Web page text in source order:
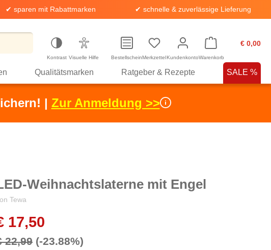
✔ sparen mit Rabattmarken ✔ schnelle & zuverlässige Lieferung
Kontrast Visuelle Hilfe BestellscheinMerkzettelKundenkonto
€ 0,00
Warenkorb
Qualitätsmarken Ratgeber & Rezepte SALE %
| Zur Anmeldung >>
Weihnachtslaterne mit Engel
Tewa
17,50
22,99 (-23.88%)